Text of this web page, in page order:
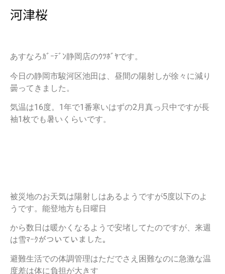
河津桜
あすなろｶﾞｰﾃﾞﾝ静岡店のｳﾂﾎﾞﾔです。
今日の静岡市駿河区池田は、昼間の陽射しが徐々に減り
曇ってきました。
気温は16度。1年で1番寒いはずの2月真っ只中ですが長
袖1枚でも暑いくらいです。
被災地のお天気は陽射しはあるようですが5度以下のよ
うです。能登地方も日曜日
から数日は暖かくなるようで安堵してたのですが、来週
は雪ﾏｰｸがついていました。
避難生活での体調管理はただでさえ困難なのに急激な温
度差は体に負担が大きす